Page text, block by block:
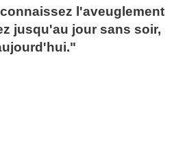
l'aveuglement
jusqu'au jour sans soir,